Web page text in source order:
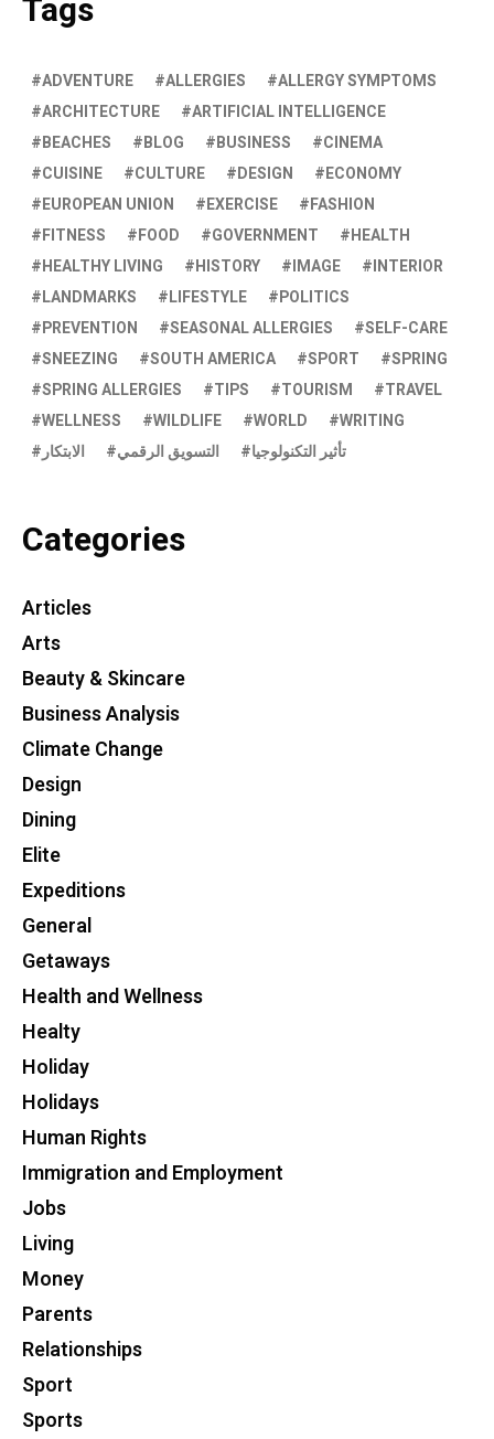
Tags
ADVENTURE ALLERGIES
ALLERGY SYMPTOMS
ARCHITECTURE
ARTIFICIAL INTELLIGENCE
BEACHES
BLOG BUSINESS
CINEMA
CUISINE
CULTURE DESIGN
ECONOMY
EUROPEAN UNION
EXERCISE
FASHION
FITNESS
FOOD GOVERNMENT
HEALTH
HEALTHY LIVING
HISTORY IMAGE
INTERIOR
LANDMARKS
LIFESTYLE
POLITICS
PREVENTION
SEASONAL ALLERGIES
SELF-CARE
SNEEZING
SOUTH AMERICA SPORT
SPRING
SPRING ALLERGIES
TIPS TOURISM
TRAVEL
WELLNESS
WILDLIFE WORLD
WRITING
الابتكار
التسويق الرقمي تأثير التكنولوجيا
Categories
Articles
Arts
Beauty & Skincare
Business Analysis
Climate Change
Design
Dining
Elite
Expeditions
General
Getaways
Health and Wellness
Healty
Holiday
Holidays
Human Rights
Immigration and Employment
Jobs
Living
Money
Parents
Relationships
Sport
Sports